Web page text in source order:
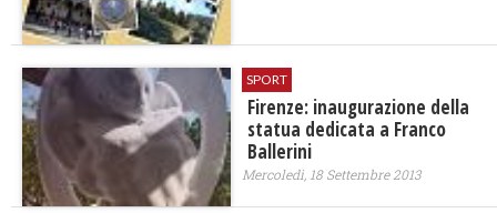
SPORT
Firenze: inaugurazione della
statua dedicata a Franco
Ballerini
Mercoledì, 18 Settembre 2013